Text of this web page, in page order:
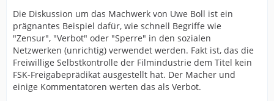
Die Diskussion um das Machwerk von Uwe Boll ist ein
prägnantes Beispiel dafür, wie schnell Begriffe wie
"Zensur", "Verbot" oder "Sperre" in den sozialen
Netzwerken (unrichtig) verwendet werden. Fakt ist, das die
Freiwillige Selbstkontrolle der Filmindustrie dem Titel kein
FSK-Freigabeprädikat ausgestellt hat. Der Macher und
einige Kommentatoren werten das als Verbot.